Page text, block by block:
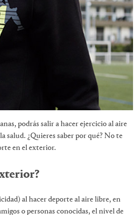
podrás salir a hacer ejercicio al aire
salud. ¿Quieres saber por qué? No te
en el exterior.
al hacer deporte al aire libre, en
o personas conocidas, el nivel de